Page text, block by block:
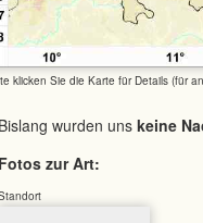
klicken Sie die Karte für Details (für
wurden uns keine
zur Art: